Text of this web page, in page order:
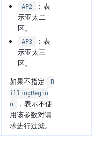
AP2
：表
示亚太二
区。
AP3
：表
示亚太三
区。
如果不指定
B
illingRegio
n
，表示不使
用该参数对请
求进行过滤。